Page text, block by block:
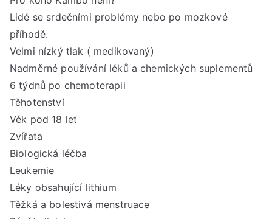
Lidé se srdečními problémy nebo po mozkové
příhodě.
Velmi nízký tlak ( medikovaný)
Nadměrné používání léků a chemických suplementů
6 týdnů po chemoterapii
Těhotenství
Věk pod 18 let
Zvířata
Biologická léčba
Leukemie
Léky obsahující lithium
Těžká a bolestivá menstruace